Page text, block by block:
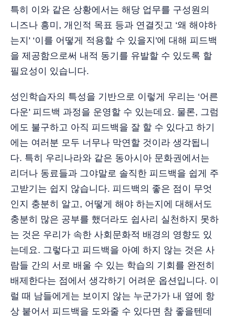
특히 이와 같은 상황에서는 해당 업무를 구성원의
니즈나 흥미, 개인적 목표 등과 연결짓고 ‘왜 해야하
는지' ‘이를 어떻게 적용할 수 있을지'에 대해 피드백
을 제공함으로써 내적 동기를 유발할 수 있도록 할
필요성이 있습니다.
성인학습자의 특성을 기반으로 이렇게 우리는 ‘어른
다운' 피드백 과정을 운영할 수 있는데요. 물론, 그럼
에도 불구하고 아직 피드백을 잘 할 수 있다고 하기
에는 여러분 모두 너무나 막연할 것이라 생각됩니
다. 특히 우리나라와 같은 동아시아 문화권에서는
리더나 동료들과 그야말로 솔직한 피드백을 쉽게 주
고받기는 쉽지 않습니다. 피드백의 좋은 점이 무엇
인지 충분히 알고, 어떻게 해야 하는지에 대해서도
충분히 많은 공부를 했더라도 쉽사리 실천하지 못하
는 것은 우리가 속한 사회문화적 배경의 영향도 있
는데요. 그렇다고 피드백을 아예 하지 않는 것은 사
람들 간의 서로 배울 수 있는 학습의 기회를 완전히
배제한다는 점에서 생각하기 어려운 옵션입니다. 이
럴 때 남들에게는 보이지 않는 누군가가 내 옆에 항
상 붙어서 피드백을 도와줄 수 있다면 참 좋을텐데